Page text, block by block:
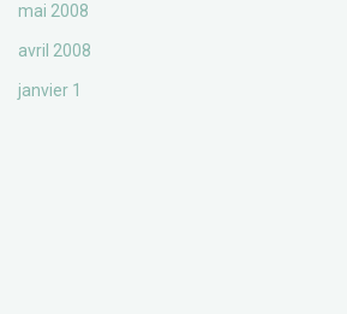
mai 2008
avril 2008
janvier 1